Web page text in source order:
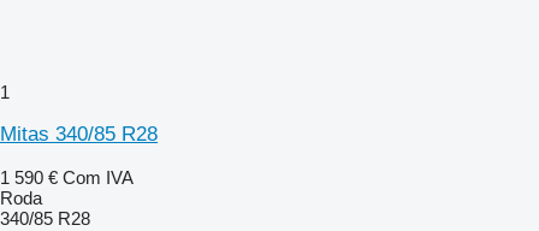
1
Mitas 340/85 R28
1 590 € Com IVA
Roda
340/85 R28